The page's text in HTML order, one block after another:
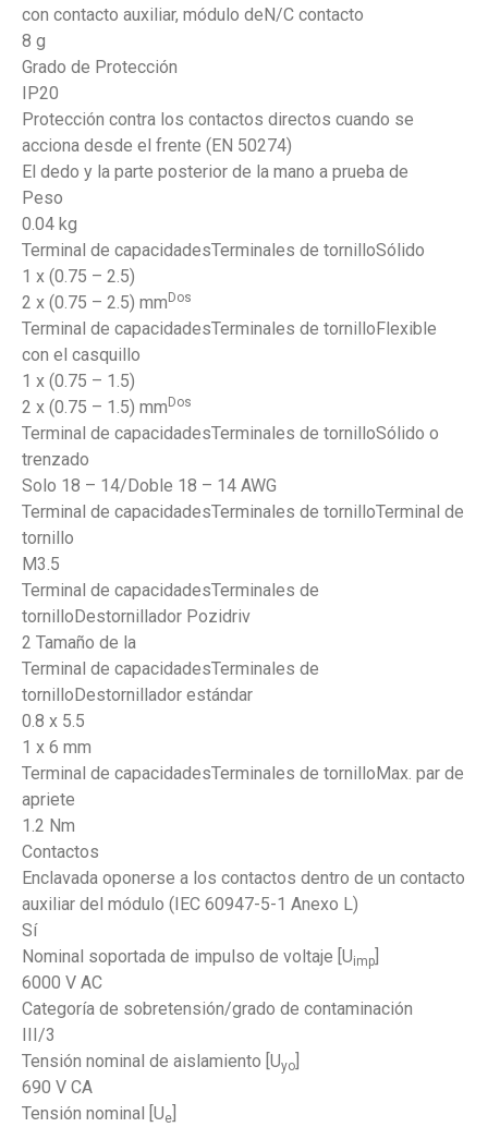
con contacto auxiliar, módulo deN/C contacto
8 g
Grado de Protección
IP20
Protección contra los contactos directos cuando se
acciona desde el frente (EN 50274)
El dedo y la parte posterior de la mano a prueba de
Peso
0.04 kg
Terminal de capacidadesTerminales de tornilloSólido
1 x (0.75 – 2.5)
2 x (0.75 – 2.5) mmDos
Terminal de capacidadesTerminales de tornilloFlexible
con el casquillo
1 x (0.75 – 1.5)
2 x (0.75 – 1.5) mmDos
Terminal de capacidadesTerminales de tornilloSólido o
trenzado
Solo 18 – 14/Doble 18 – 14 AWG
Terminal de capacidadesTerminales de tornilloTerminal de
tornillo
M3.5
Terminal de capacidadesTerminales de
tornilloDestornillador Pozidriv
2 Tamaño de la
Terminal de capacidadesTerminales de
tornilloDestornillador estándar
0.8 x 5.5
1 x 6 mm
Terminal de capacidadesTerminales de tornilloMax. par de
apriete
1.2 Nm
Contactos
Enclavada oponerse a los contactos dentro de un contacto
auxiliar del módulo (IEC 60947-5-1 Anexo L)
Sí
Nominal soportada de impulso de voltaje [Uimp
6000 V AC
Categoría de sobretensión/grado de contaminación
III/3
Tensión nominal de aislamiento [Uyo
690 V CA
Tensión nominal [Ue